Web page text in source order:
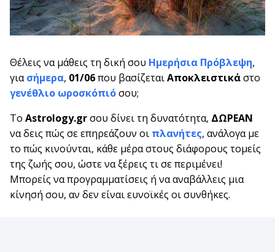
Θέλεις να μάθεις τη δική σου Ημερήσια Πρόβλεψη,
γιασήμερα, 01/06που βασίζεταιΑποκλειστικάστο
γενέθλιο ωροσκόπιόσου;
Το Astrology.grσου δίνει τη δυνατότητα, ΔΩΡΕΑΝ
να δεις πώς σε επηρεάζουν οι πλανήτες, ανάλογα με
το πώς κινούνται, κάθε μέρα στους διάφορους τομείς
της ζωής σου, ώστε να ξέρεις τι σε περιμένει!
Μπορείς να προγραμματίσεις ή να αναβάλλεις μια
κίνησή σου, αν δεν είναι ευνοϊκές οι συνθήκες.